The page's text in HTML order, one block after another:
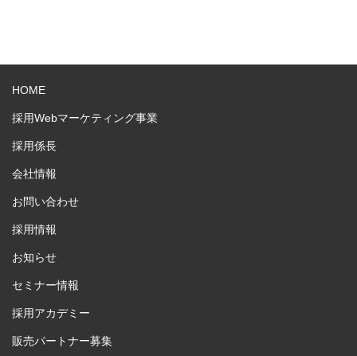
HOME
採用Webマーケティング事業
採用係長
会社情報
お問い合わせ
採用情報
お知らせ
セミナー情報
採用アカデミー
販売パートナー募集